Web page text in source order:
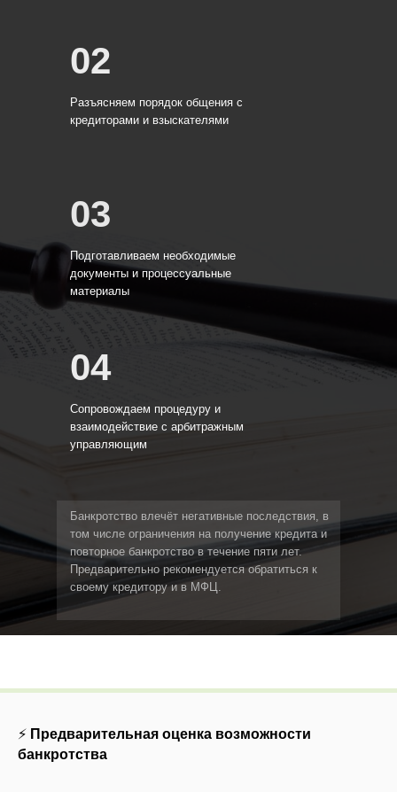
Банкротство влечёт негативные последствия, в
том числе ограничения на получение кредита и
повторное банкротство в течение пяти лет.
Предварительно рекомендуется обратиться к
своему кредитору и в МФЦ.
02
Разъясняем порядок общения с
кредиторами и взыскателями
03
Подготавливаем необходимые
документы и процессуальные
материалы
04
Сопровождаем процедуру и
взаимодействие с арбитражным
управляющим
⚡ Предварительная оценка возможности
банкротства